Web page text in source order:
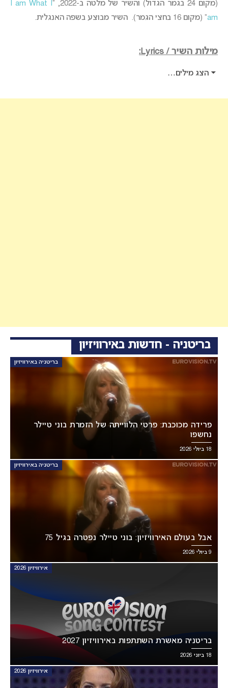
(מקום 24 בגמר הגדול) והשיר של מלטה ב-2022, “
I am What I
am” (מקום 16 בחצי הגמר). השיר מבוצע בשפה האנגלית.
מילות השיר / Lyrics:
הצג מילים…
בריטניה - חדשות באירוויזיון
בריטניה באירוויזיון
פרידה מכוכבת: פרטי הלווייתה של הזמרת בוני טיילר
נחשפו
18 ביולי 2026
בריטניה באירוויזיון
אבל בעולם האירוויזיון: בוני טיילר נפטרה בגיל 75
9 ביולי 2026
אירוויזיון 2026
בריטניה מאשרת השתתפות באירוויזיון 2027
18 ביוני 2026
אירוויזיון 2026